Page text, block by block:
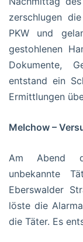
zerschlugen
PKW und
gestohlenen
Dokumente,
entstand ein
Ermittlungen
Melchow –
Am Abend
unbekannte
Eberswalder
löste die
die Täter. Es